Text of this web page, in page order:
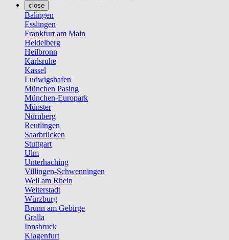
close
Balingen
Esslingen
Frankfurt am Main
Heidelberg
Heilbronn
Karlsruhe
Kassel
Ludwigshafen
München Pasing
München-Europark
Münster
Nürnberg
Reutlingen
Saarbrücken
Stuttgart
Ulm
Unterhaching
Villingen-Schwenningen
Weil am Rhein
Weiterstadt
Würzburg
Brunn am Gebirge
Gralla
Innsbruck
Klagenfurt